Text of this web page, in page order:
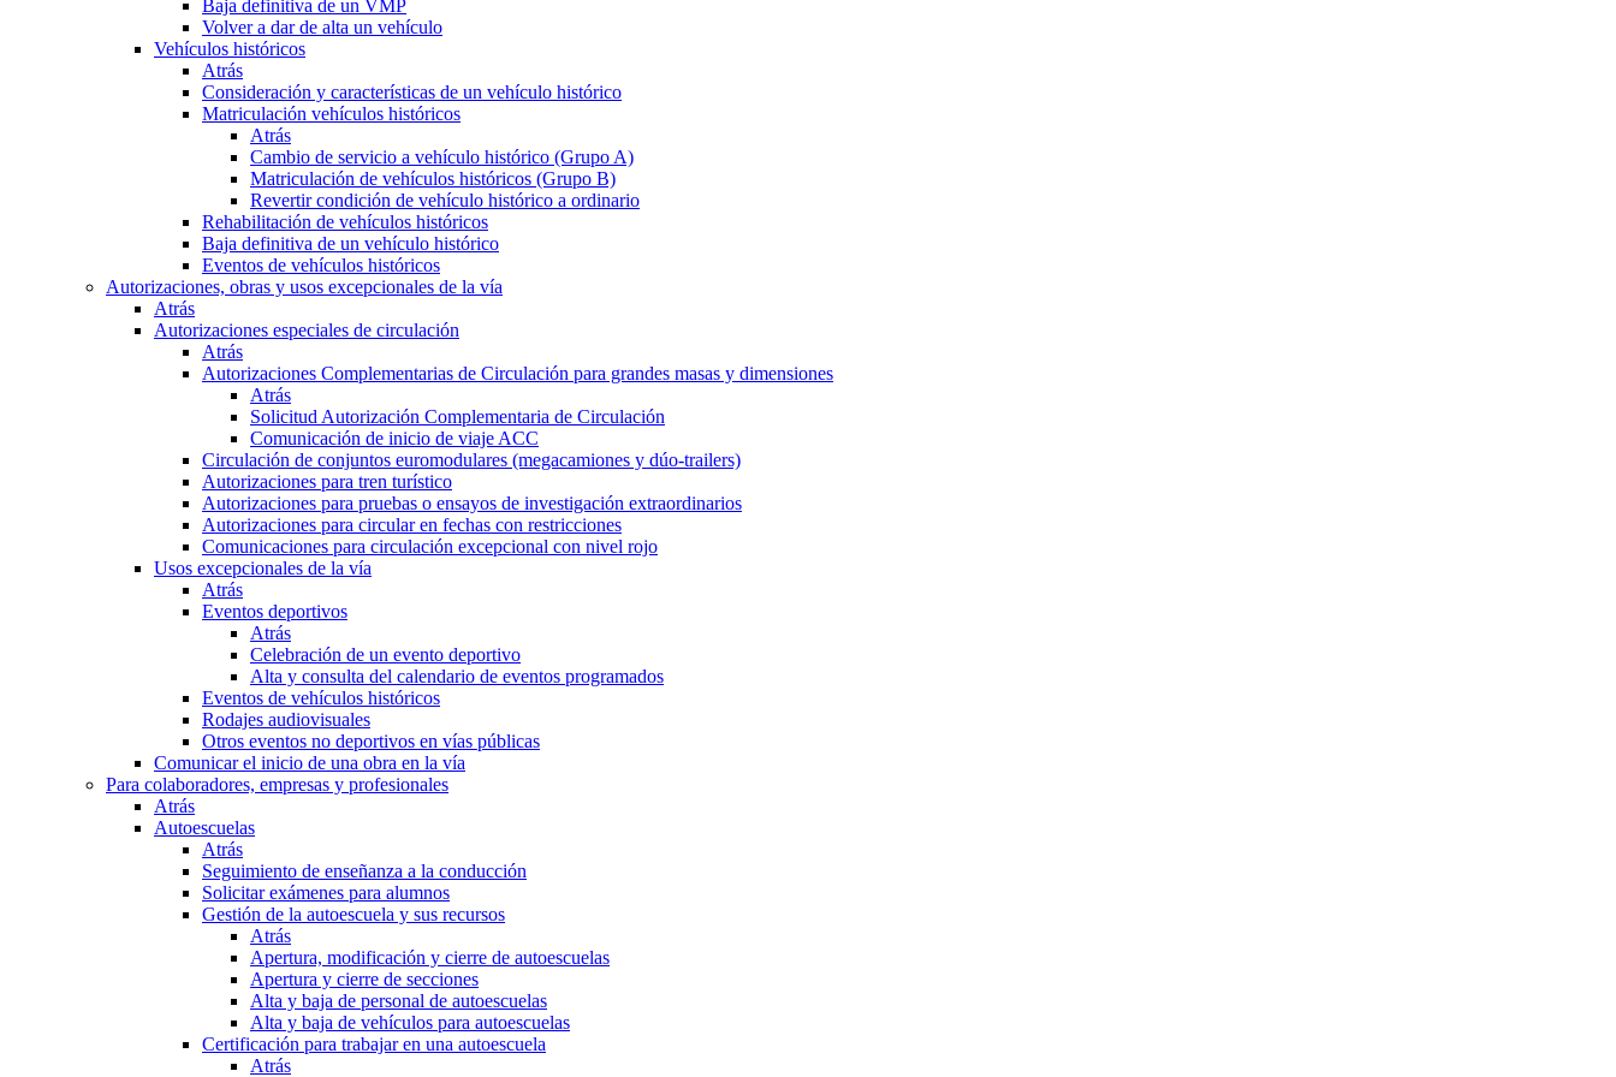
Baja definitiva de un VMP
Volver a dar de alta un vehículo
Vehículos históricos
Atrás
Consideración y características de un vehículo histórico
Matriculación vehículos históricos
Atrás
Cambio de servicio a vehículo histórico (Grupo A)
Matriculación de vehículos históricos (Grupo B)
Revertir condición de vehículo histórico a ordinario
Rehabilitación de vehículos históricos
Baja definitiva de un vehículo histórico
Eventos de vehículos históricos
Autorizaciones, obras y usos excepcionales de la vía
Atrás
Autorizaciones especiales de circulación
Atrás
Autorizaciones Complementarias de Circulación para grandes masas y dimensiones
Atrás
Solicitud Autorización Complementaria de Circulación
Comunicación de inicio de viaje ACC
Circulación de conjuntos euromodulares (megacamiones y dúo-trailers)
Autorizaciones para tren turístico
Autorizaciones para pruebas o ensayos de investigación extraordinarios
Autorizaciones para circular en fechas con restricciones
Comunicaciones para circulación excepcional con nivel rojo
Usos excepcionales de la vía
Atrás
Eventos deportivos
Atrás
Celebración de un evento deportivo
Alta y consulta del calendario de eventos programados
Eventos de vehículos históricos
Rodajes audiovisuales
Otros eventos no deportivos en vías públicas
Comunicar el inicio de una obra en la vía
Para colaboradores, empresas y profesionales
Atrás
Autoescuelas
Atrás
Seguimiento de enseñanza a la conducción
Solicitar exámenes para alumnos
Gestión de la autoescuela y sus recursos
Atrás
Apertura, modificación y cierre de autoescuelas
Apertura y cierre de secciones
Alta y baja de personal de autoescuelas
Alta y baja de vehículos para autoescuelas
Certificación para trabajar en una autoescuela
Atrás